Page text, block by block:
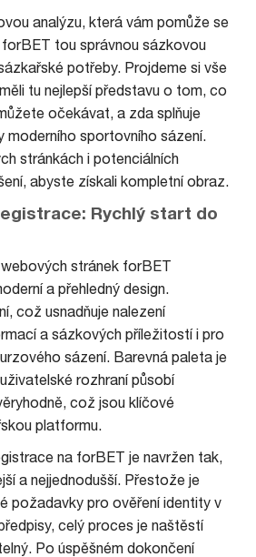
analýzu, která vám pomůže se
tou správnou sázkovou
potřeby. Projdeme si vše
tu nejlepší představu o tom, co
očekávat, a zda splňuje
moderního sportovního sázení.
stránkách i potenciálních
abyste získali kompletní obraz.
Rychlý start do
stránek forBET
a přehledný design.
což usnadňuje nalezení
a sázkových příležitostí i pro
sázení. Barevná paleta je
rozhraní působí
což jsou klíčové
platformu.
na forBET je navržen tak,
a nejjednodušší. Přestože je
požadavky pro ověření identity v
celý proces je naštěstí
Po úspěšném dokončení